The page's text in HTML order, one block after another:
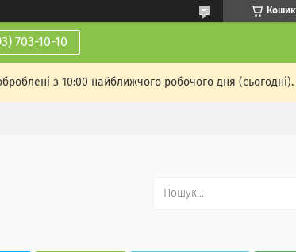
Кошик
703-10-10
з 10:00 найближчого робочого дня (сьогодні).